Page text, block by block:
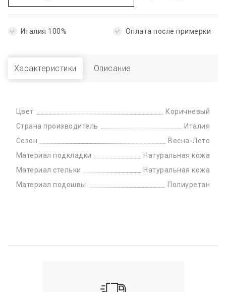
Италия 100% Оплата после примерки
Характеристики Описание
Цвет
Коричневый
Страна производитель
Италия
Сезон
Весна-Лето
Материал подкладки
Натуральная кожа
Материал стельки
Натуральная кожа
Материал подошвы
Полиуретан